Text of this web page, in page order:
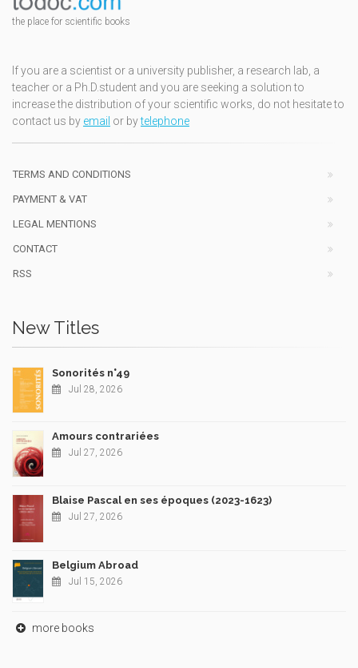
the place for scientific books
If you are a scientist or a university publisher, a research lab, a
teacher or a Ph.D.student and you are seeking a solution to
increase the distribution of your scientific works, do not hesitate to
contact us by email or bytelephone
TERMS AND CONDITIONS
PAYMENT & VAT
LEGAL MENTIONS
CONTACT
RSS
New Titles
Sonorités n°49
Jul 28, 2026
Amours contrariées
Jul 27, 2026
Blaise Pascal en ses époques (2023-1623)
Jul 27, 2026
Belgium Abroad
Jul 15, 2026
more books